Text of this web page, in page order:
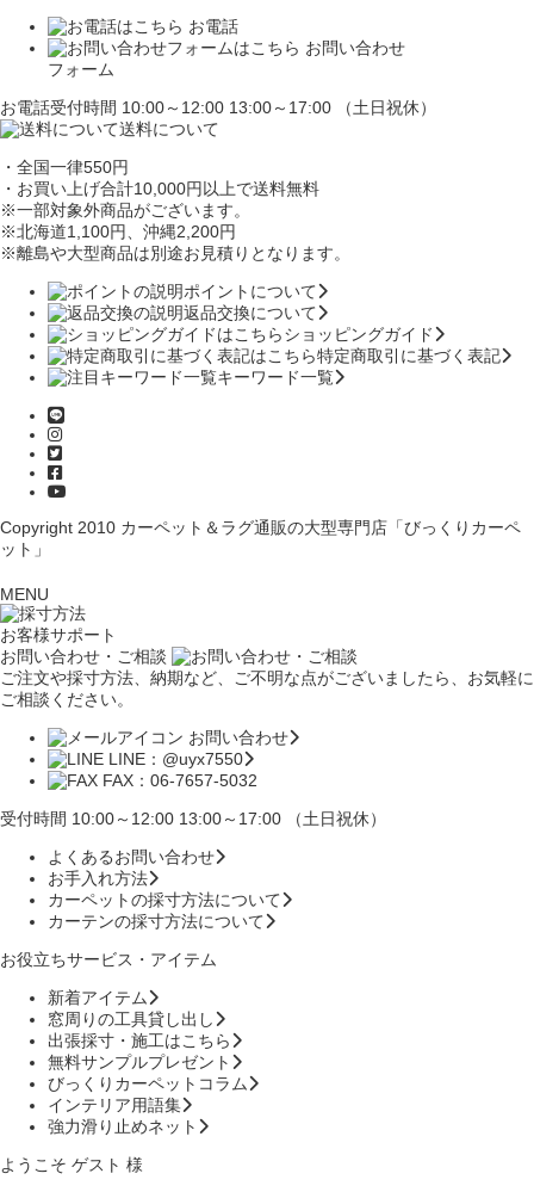
お電話
お問い合わせ
フォーム
お電話受付時間 10:00～12:00 13:00～17:00 （土日祝休）
送料について
・全国一律550円
・お買い上げ合計10,000円 以上で送料無料
※一部対象外商品がございます。
※北海道1,100円、沖縄2,200円
※離島や大型商品は別途お見積りとなります。
ポイントについて
返品交換について
ショッピングガイド
特定商取引に基づく表記
キーワード一覧
Copyright 2010 カーペット＆ラグ通販の大型専門店「びっくりカーペ
ット」
MENU
お客様サポート
お問い合わせ・ご相談
ご注文や採寸方法、納期など、ご不明な点がございましたら、お気軽に
ご相談ください。
お問い合わせ
LINE：@uyx7550
FAX：06-7657-5032
受付時間 10:00～12:00 13:00～17:00 （土日祝休）
よくあるお問い合わせ
お手入れ方法
カーペットの採寸方法について
カーテンの採寸方法について
お役立ちサービス・アイテム
新着アイテム
窓周りの工具貸し出し
出張採寸・施工はこちら
無料サンプルプレゼント
びっくりカーペットコラム
インテリア用語集
強力滑り止めネット
ようこそ ゲスト 様